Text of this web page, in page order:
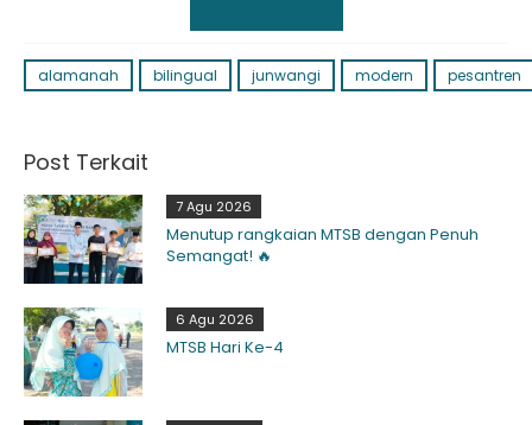
alamanah bilingual junwangi modern pesantren
Post Terkait
7 Agu 2026
Menutup rangkaian MTSB dengan Penuh
Semangat! 🔥
6 Agu 2026
MTSB Hari Ke-4